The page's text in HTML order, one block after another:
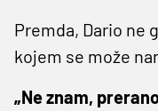
Premda, Dario ne
kojem se može
„Ne znam,